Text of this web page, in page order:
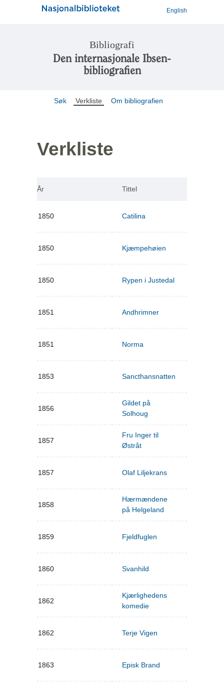
English
Bibliografi
Den internasjonale Ibsen-
bibliografien
Søk Verkliste Om bibliografien
Verkliste
År Tittel
1850 Catilina
1850 Kjæmpehøien
1850 Rypen i Justedal
1851 Andhrimner
1851 Norma
1853 Sancthansnatten
1856
Gildet på
Solhoug
1857
Fru Inger til
Østråt
1857 Olaf Liljekrans
1858
Hærmændene
på Helgeland
1859 Fjeldfuglen
1860 Svanhild
1862
Kjærlighedens
komedie
1862 Terje Vigen
1863 Episk Brand